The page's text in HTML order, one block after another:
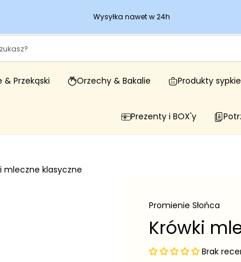
Wysyłka nawet w 24h
& Przekąski Orzechy & Bakalie Produkty sypkie
Prezenty i BOX'y
mleczne klasyczne
Promienie Słońca
Krówki
Brak